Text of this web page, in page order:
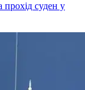
суден у